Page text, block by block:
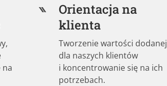
na
Orientacja na
klienta
Tworzenie wartości dodanej
dla naszych klientów
i koncentrowanie się na ich
potrzebach.